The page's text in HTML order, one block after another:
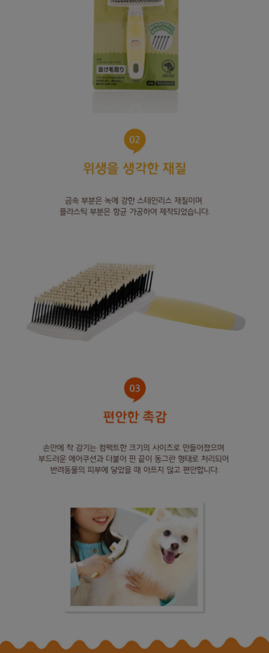
페이코 라이